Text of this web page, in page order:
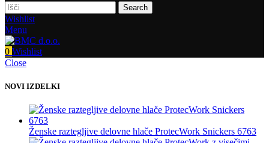
Search
Wishlist
Menu
0 Wishlist
Close
NOVI IZDELKI
Ženske raztegljive delovne hlače ProtecWork Snickers 6763